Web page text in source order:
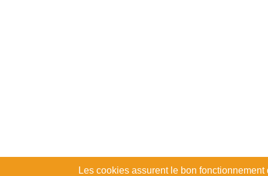
Les cookies assurent le bon